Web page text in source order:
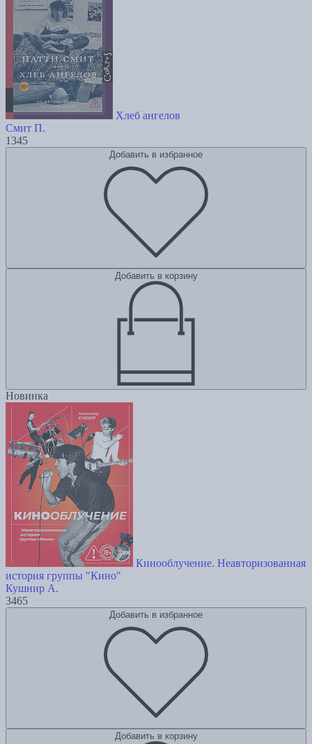
Хлеб ангелов
Смит П.
1345
Добавить в избранное
Добавить в корзину
Новинка
Кинооблучение. Неавторизованная
история группы "Кино"
Кушнир А.
3465
Добавить в избранное
Добавить в корзину